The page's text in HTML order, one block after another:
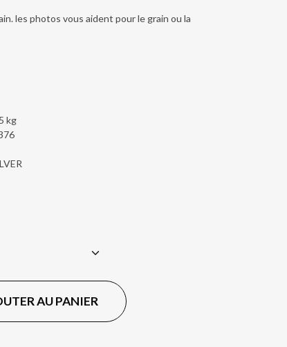
les photos vous aident pour le grain ou la
kg
AU PANIER